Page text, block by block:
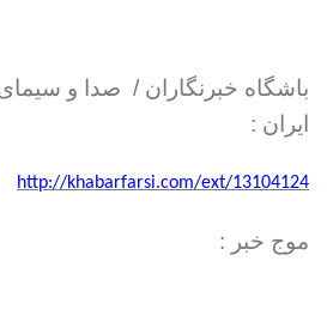
باشگاه خبرنگاران / صدا و
ایران :
http://khabarfarsi.com/ext/13104124
موج خبر :